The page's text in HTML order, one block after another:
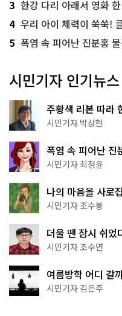
3 한강 다리 아래서 영화
4 우리 아이 체력이 쑥쑥!
5 폭염 속 피어난 진분홍
시민기자 인기뉴스
주황색 리본 따라
서울둘레길 15코스
시민기자 박상현
폭염 속 피어난 진
무 명소
시민기자 최정윤
나의 마음을 사로
상작 공개!
시민기자 조수봉
더울 땐 잠시 쉬었
·무더위쉼터까지
시민기자 조수연
여름방학 어디 갈
추천
시민기자 김은주